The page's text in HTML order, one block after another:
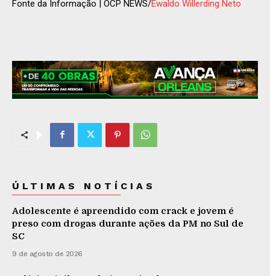
Fonte da Informação | OCP NEWS/Ewaldo Willerding Neto
ÚLTIMAS NOTÍCIAS
Adolescente é apreendido com crack e jovem é
preso com drogas durante ações da PM no Sul de
SC
9 de agosto de 2026